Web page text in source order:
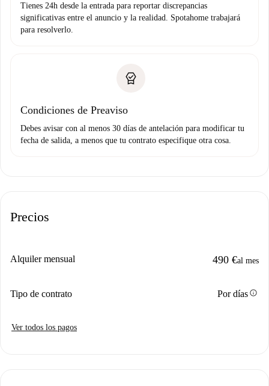
Tienes 24h desde la entrada para reportar discrepancias
significativas entre el anuncio y la realidad. Spotahome trabajará
para resolverlo.
Condiciones de Preaviso
Debes avisar con al menos 30 días de antelación para modificar tu
fecha de salida, a menos que tu contrato especifique otra cosa.
Precios
Alquiler mensual 490 €al mes
Tipo de contrato Por díasinfo
Ver todos los pagos